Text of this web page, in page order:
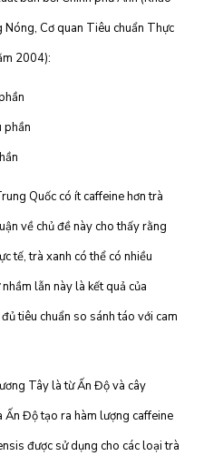
Cơ quan Tiêu chuẩn Thực
2004):
phần
Quốc có ít caffeine hơn trà
về chủ đề này cho thấy rằng
tế, trà xanh có thể có nhiều
lẫn này là kết quả của
tiêu chuẩn so sánh táo với cam
Tây là từ Ấn Độ và cây
Ấn Độ tạo ra hàm lượng caffeine
được sử dụng cho các loại trà